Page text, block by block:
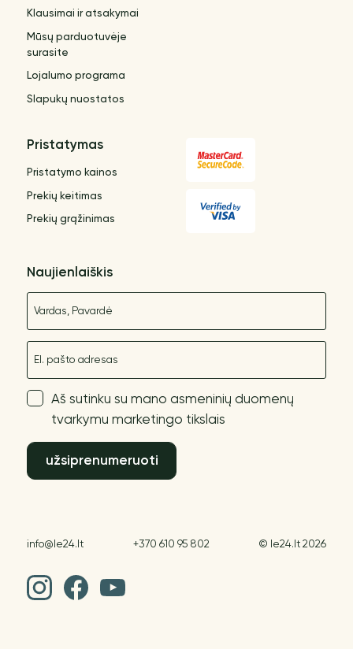
Klausimai ir atsakymai
Mūsų parduotuvėje
surasite
Lojalumo programa
Slapukų nuostatos
Pristatymas
Pristatymo kainos
Prekių keitimas
Prekių grąžinimas
Naujienlaiškis
Aš sutinku su mano asmeninių duomenų
tvarkymu marketingo tikslais
užsiprenumeruoti
info@le24.lt +370 610 95 802 © le24.lt 2026